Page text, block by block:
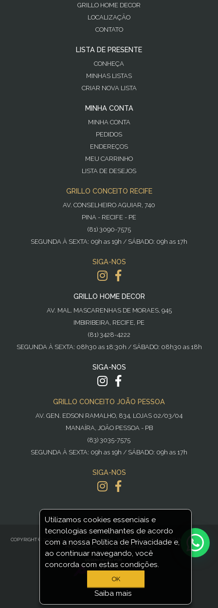
GRILLO HOME DECOR
LOCALIZAÇÃO
CONTATO
LISTA DE PRESENTE
CONHEÇA
MINHAS LISTAS
CRIAR NOVA LISTA
MINHA CONTA
MINHA CONTA
PEDIDOS
ENDEREÇOS
MEU CARRINHO
LISTA DE DESEJOS
GRILLO CONCEITO RECIFE
AV. CONSELHEIRO AGUIAR, 740
PINA - RECIFE - PE
(81) 3090-7575
SEGUNDA À SEXTA: 09h as 19h / SÁBADO: 09h as 17h
SIGA-NOS
GRILLO HOME DECOR
AV. MAL. MASCARENHAS DE MORAES, 945
IMBIRIBEIRA, RECIFE, PE
(81) 3428-4222
SEGUNDA À SEXTA: 08h30 as 18:30h / SÁBADO: 08h30 as 18h
SIGA-NOS
GRILLO CONCEITO JOÃO PESSOA
AV. GEN. EDSON RAMALHO, 834, LOJAS 02/03/04
MANAÍRA, JOÃO PESSOA - PB
(83) 3035-7575
SEGUNDA À SEXTA: 09h as 19h / SÁBADO: 09h as 17h
SIGA-NOS
POWERED BYNOPCOMMERCE
COPYRIGHT © 2016-2021 GRILLO HOME DECOR - TODOS OS DIREITOS RESERVADOS GRILLO
HOME DECOR - CNPJ: 11.431.608/0001-97
Utilizamos cookies essenciais e
tecnologias semelhantes de acordo
com a nossa Política de Privacidade e,
ao continuar navegando, você
concorda com estas condições.
OK
Saiba mais